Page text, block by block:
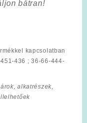
bátran!
kapcsolatban
436 ; 36-66-444-
alkatrészek,